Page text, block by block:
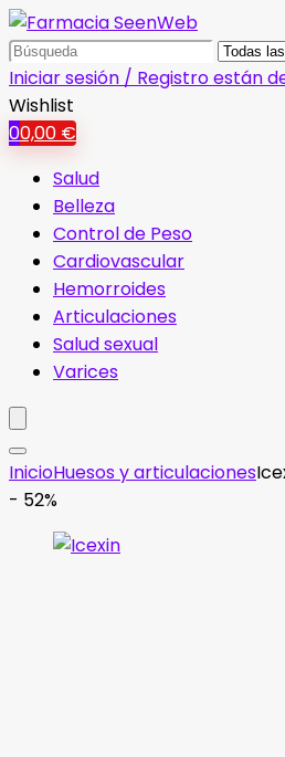
Search
for:
Iniciar sesión / Registro están
Wishlist
00,00 €
Salud
Belleza
Control de Peso
Cardiovascular
Hemorroides
Articulaciones
Salud sexual
Varices
InicioHuesos y articulaciones
- 52%